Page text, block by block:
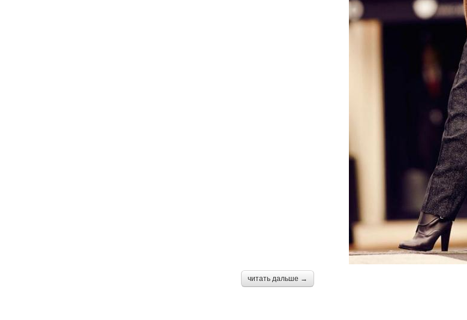
читать дальше →